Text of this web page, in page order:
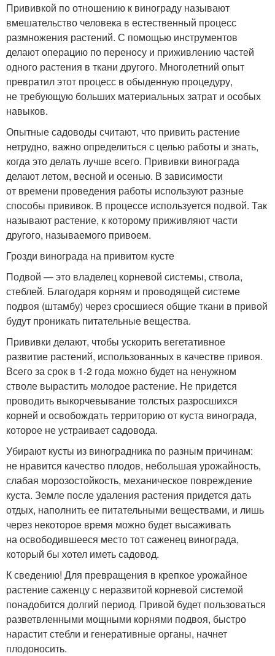
Прививкой по отношению к винограду называют
вмешательство человека в естественный процесс
размножения растений. С помощью инструментов
делают операцию по переносу и приживлению частей
одного растения в ткани другого. Многолетний опыт
превратил этот процесс в обыденную процедуру,
не требующую больших материальных затрат и особых
навыков.
Опытные садоводы считают, что привить растение
нетрудно, важно определиться с целью работы и знать,
когда это делать лучше всего. Прививки винограда
делают летом, весной и осенью. В зависимости
от времени проведения работы используют разные
способы прививок. В процессе используется подвой. Так
называют растение, к которому приживляют части
другого, называемого привоем.
Грозди винограда на привитом кусте
Подвой — это владелец корневой системы, ствола,
стеблей. Благодаря корням и проводящей системе
подвоя (штамбу) через сросшиеся общие ткани в привой
будут проникать питательные вещества.
Прививки делают, чтобы ускорить вегетативное
развитие растений, использованных в качестве привоя.
Всего за срок в 1-2 года можно будет на ненужном
стволе вырастить молодое растение. Не придется
проводить выкорчевывание толстых разросшихся
корней и освобождать территорию от куста винограда,
которое не устраивает садовода.
Убирают кусты из виноградника по разным причинам:
не нравится качество плодов, небольшая урожайность,
слабая морозостойкость, механическое повреждение
куста. Земле после удаления растения придется дать
отдых, наполнить ее питательными веществами, и лишь
через некоторое время можно будет высаживать
на освободившееся место тот саженец винограда,
который бы хотел иметь садовод.
К сведению! Для превращения в крепкое урожайное
растение саженцу с неразвитой корневой системой
понадобится долгий период. Привой будет пользоваться
разветвленными мощными корнями подвоя, быстро
нарастит стебли и генеративные органы, начнет
плодоносить.